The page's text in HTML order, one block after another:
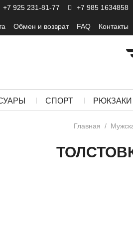
+7 925 231-81-77 +7 985 1634858
Обмен и возврат FAQ Контакты
СПОРТ РЮКЗАКИ
Главная /